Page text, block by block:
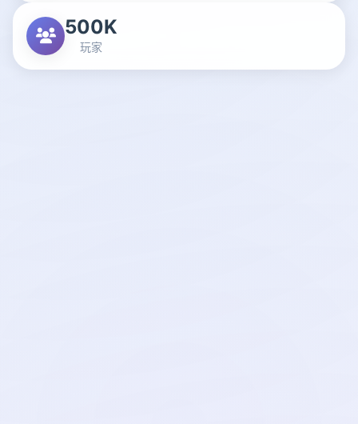
500K
玩家